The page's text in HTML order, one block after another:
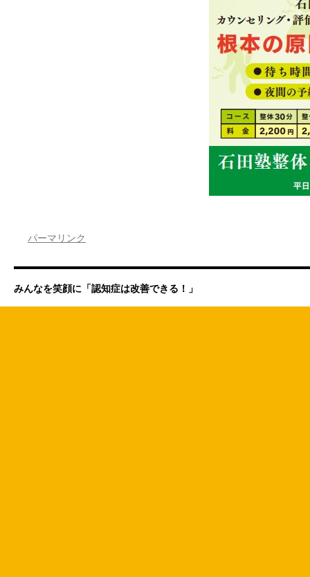
パーマリンク
みんなを笑顔に「認知症は改善できる！」